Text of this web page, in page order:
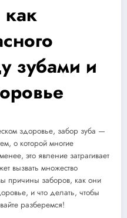
зубами и
здоровье, забор зуба —
о которой многие
это явление затрагивает
вызвать множество
причины заборов, как они
и что делать, чтобы
разберемся!